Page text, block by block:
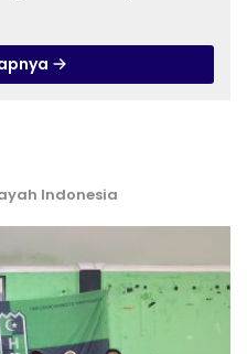
Indonesia